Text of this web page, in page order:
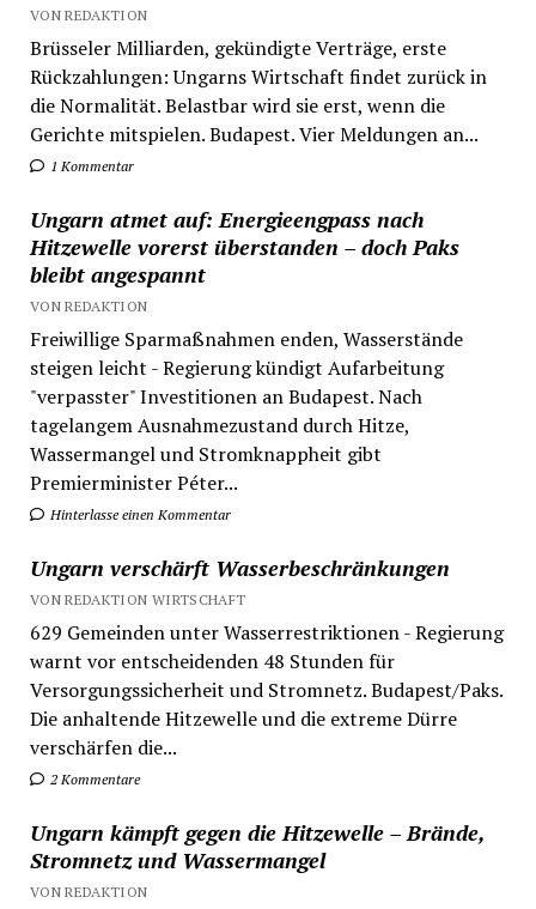
VON REDAKTION
Brüsseler Milliarden, gekündigte Verträge, erste
Rückzahlungen: Ungarns Wirtschaft findet zurück in
die Normalität. Belastbar wird sie erst, wenn die
Gerichte mitspielen. Budapest. Vier Meldungen an...
1 Kommentar
Ungarn atmet auf: Energieengpass nach
Hitzewelle vorerst überstanden – doch Paks
bleibt angespannt
VON REDAKTION
Freiwillige Sparmaßnahmen enden, Wasserstände
steigen leicht - Regierung kündigt Aufarbeitung
"verpasster" Investitionen an Budapest. Nach
tagelangem Ausnahmezustand durch Hitze,
Wassermangel und Stromknappheit gibt
Premierminister Péter...
Hinterlasse einen Kommentar
Ungarn verschärft Wasserbeschränkungen
VON REDAKTION WIRTSCHAFT
629 Gemeinden unter Wasserrestriktionen - Regierung
warnt vor entscheidenden 48 Stunden für
Versorgungssicherheit und Stromnetz. Budapest/Paks.
Die anhaltende Hitzewelle und die extreme Dürre
verschärfen die...
2 Kommentare
Ungarn kämpft gegen die Hitzewelle – Brände,
Stromnetz und Wassermangel
VON REDAKTION